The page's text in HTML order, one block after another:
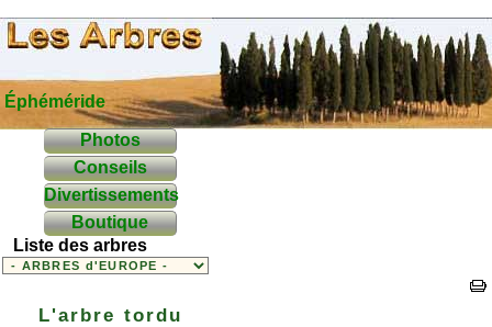
Éphéméride
Photos
Conseils
Divertissements
Boutique
Liste des arbres
L'arbre tordu